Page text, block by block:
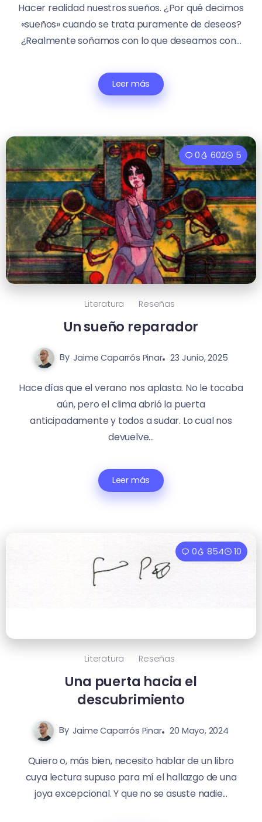
Hacer realidad nuestros sueños. ¿Por qué decimos
«sueños» cuando se trata puramente de deseos?
¿Realmente soñamos con lo que deseamos con...
Leer más
0 602 5
Literatura Reseñas
Un sueño reparador
By Jaime Caparrós Pinar 23 Junio, 2025
Hace días que el verano nos aplasta. No le tocaba
aún, pero el clima abrió la puerta
anticipadamente y todos a sudar. Lo cual nos
devuelve...
Leer más
0 854 10
Literatura Reseñas
Una puerta hacia el
descubrimiento
By Jaime Caparrós Pinar 20 Mayo, 2024
Quiero o, más bien, necesito hablar de un libro
cuya lectura supuso para mí el hallazgo de una
joya excepcional. Y que no se asuste nadie...